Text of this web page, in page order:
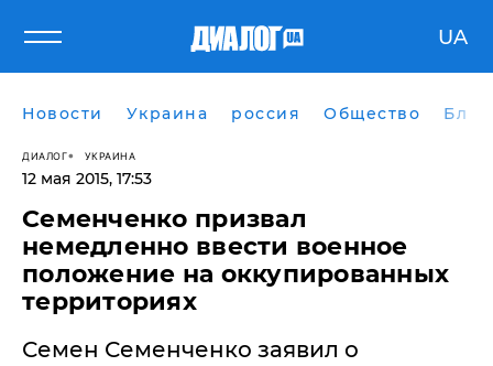
UA
Новости Украина россия Общество
ДИАЛОГ УКРАИНА
12 мая 2015, 17:53
Семенченко призвал
немедленно ввести военное
положение на оккупированных
территориях
Семен Семенченко заявил о